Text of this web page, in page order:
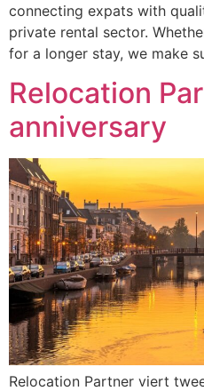
connecting expats with
private rental sector.
for a longer stay, we make
Relocation
anniversary
Relocation Partner viert